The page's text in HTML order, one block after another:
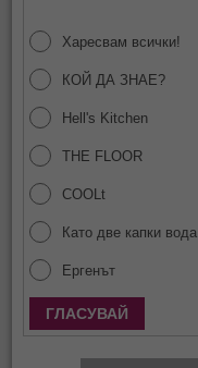
Харесвам всички!
КОЙ ДА ЗНАЕ?
Hell's Kitchen
THE FLOOR
COOLt
Като две капки вода
Ергенът